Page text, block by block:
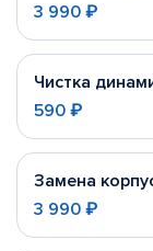
3 990 ₽
Чистка
590 ₽
Замена
3 990 ₽